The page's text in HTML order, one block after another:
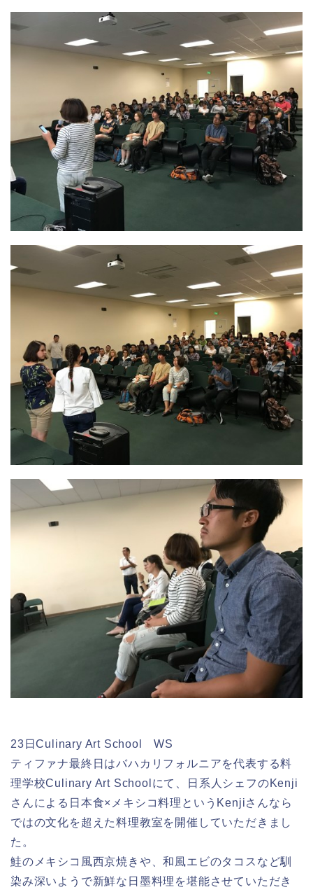
23日Culinary Art School WS
ティファナ最終日はバハカリフォルニアを代表する料
理学校Culinary Art Schoolにて、日系人シェフのKenji
さんによる日本食×メキシコ料理というKenjiさんなら
ではの文化を超えた料理教室を開催していただきまし
た。
鮭のメキシコ風西京焼きや、和風エビのタコスなど馴
染み深いようで新鮮な日墨料理を堪能させていただき